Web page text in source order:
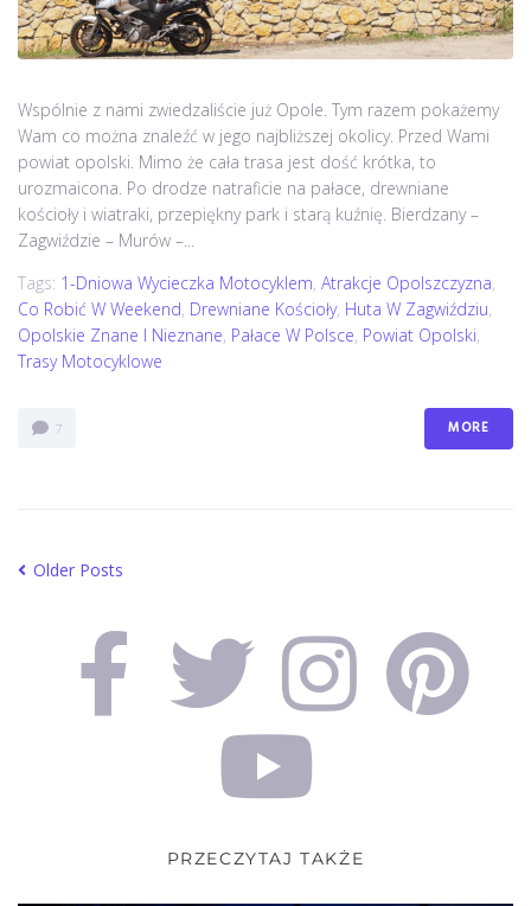
Wspólnie z nami zwiedzaliście już Opole. Tym razem pokażemy
Wam co można znaleźć w jego najbliższej okolicy. Przed Wami
powiat opolski. Mimo że cała trasa jest dość krótka, to
urozmaicona. Po drodze natraficie na pałace, drewniane
kościoły i wiatraki, przepiękny park i starą kuźnię. Bierdzany –
Zagwiździe – Murów –...
Tags: 1-Dniowa Wycieczka Motocyklem, Atrakcje Opolszczyzna,
Co Robić W Weekend, Drewniane Kościoły, Huta W Zagwiździu,
Opolskie Znane I Nieznane, Pałace W Polsce, Powiat Opolski,
Trasy Motocyklowe
7 MORE
Older Posts
PRZECZYTAJ TAKŻE